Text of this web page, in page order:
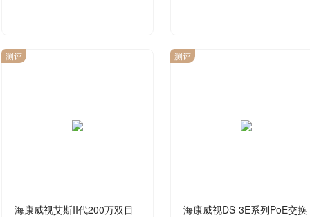
测评
海康威视艾斯II代200万双目
测评
海康威视DS-3E系列PoE交换